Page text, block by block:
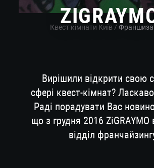
Квест кімнати Київ / Франшиза
Вирішили відкрити свою
сфері квест-кімнат?
Раді порадувати Вас
що з грудня 2016 ZiGRAYMO
відділ